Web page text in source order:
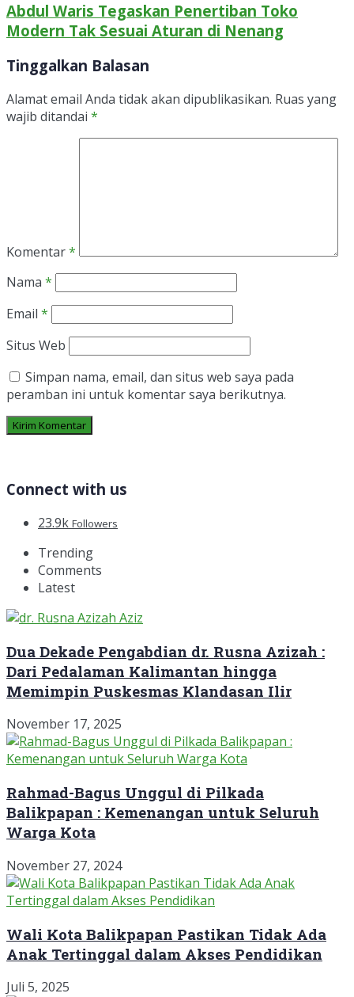
Abdul Waris Tegaskan Penertiban Toko
Modern Tak Sesuai Aturan di Nenang
Tinggalkan Balasan
Alamat email Anda tidak akan dipublikasikan. Ruas yang
wajib ditandai *
Komentar*
Nama *
Email *
Situs Web
Simpan nama, email, dan situs web saya pada
peramban ini untuk komentar saya berikutnya.
Connect with us
23.9k Followers
Trending
Comments
Latest
Dua Dekade Pengabdian dr. Rusna Azizah :
Dari Pedalaman Kalimantan hingga
Memimpin Puskesmas Klandasan Ilir
November 17, 2025
Rahmad-Bagus Unggul di Pilkada
Balikpapan : Kemenangan untuk Seluruh
Warga Kota
November 27, 2024
Wali Kota Balikpapan Pastikan Tidak Ada
Anak Tertinggal dalam Akses Pendidikan
Juli 5, 2025